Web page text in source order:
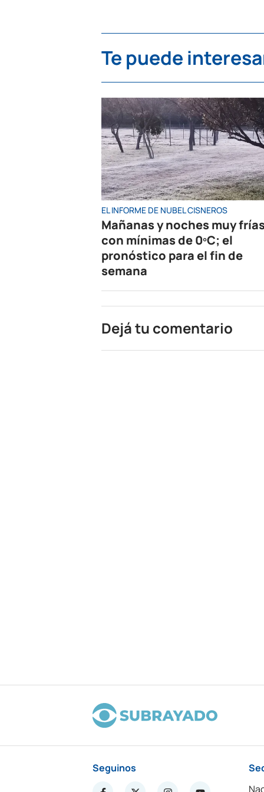
Te puede
EL INFORME DE NUBEL CISNEROS
Mañanas y noches muy frías
con mínimas de 0ºC; el
pronóstico para el fin de
semana
Dejá tu comentario
Seguinos